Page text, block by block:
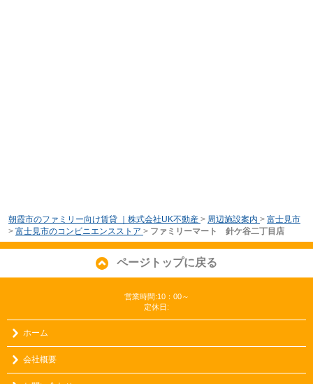
朝霞市のファミリー向け賃貸 ｜株式会社UK不動産 > 周辺施設案内 > 富士見市
> 富士見市のコンビニエンスストア > ファミリーマート 針ケ谷二丁目店
ページトップに戻る
営業時間:10：00～
定休日:
ホーム
会社概要